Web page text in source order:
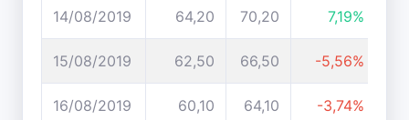
14/08/2019 64,20 70,20 7,19%
15/08/2019 62,50 66,50 -5,56%
16/08/2019 60,10 64,10 -3,74%